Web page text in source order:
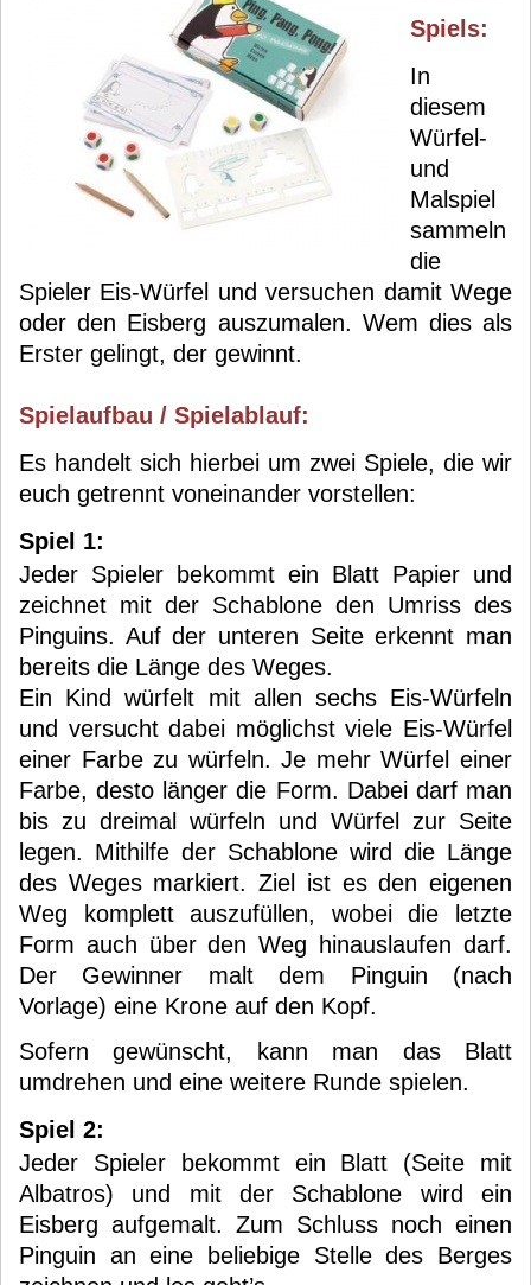
Spiels:
In
diesem
Würfel-
und
Malspiel
sammeln
die
Spieler Eis-Würfel und versuchen damit Wege
oder den Eisberg auszumalen. Wem dies als
Erster gelingt, der gewinnt.
Spielaufbau / Spielablauf:
Es handelt sich hierbei um zwei Spiele, die wir
euch getrennt voneinander vorstellen:
Spiel 1:
Jeder Spieler bekommt ein Blatt Papier und
zeichnet mit der Schablone den Umriss des
Pinguins. Auf der unteren Seite erkennt man
bereits die Länge des Weges.
Ein Kind würfelt mit allen sechs Eis-Würfeln
und versucht dabei möglichst viele Eis-Würfel
einer Farbe zu würfeln. Je mehr Würfel einer
Farbe, desto länger die Form. Dabei darf man
bis zu dreimal würfeln und Würfel zur Seite
legen. Mithilfe der Schablone wird die Länge
des Weges markiert. Ziel ist es den eigenen
Weg komplett auszufüllen, wobei die letzte
Form auch über den Weg hinauslaufen darf.
Der Gewinner malt dem Pinguin (nach
Vorlage) eine Krone auf den Kopf.
Sofern gewünscht, kann man das Blatt
umdrehen und eine weitere Runde spielen.
Spiel 2:
Jeder Spieler bekommt ein Blatt (Seite mit
Albatros) und mit der Schablone wird ein
Eisberg aufgemalt. Zum Schluss noch einen
Pinguin an eine beliebige Stelle des Berges